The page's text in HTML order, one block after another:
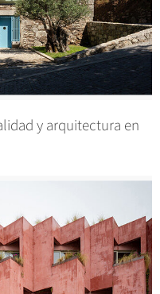
y arquitectura en